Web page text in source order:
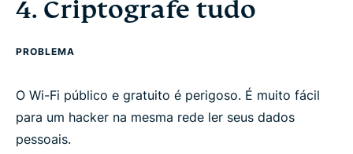
4. Criptografe tudo
PROBLEMA
O Wi-Fi público e gratuito é perigoso. É muito fácil
para um hacker na mesma rede ler seus dados
pessoais.